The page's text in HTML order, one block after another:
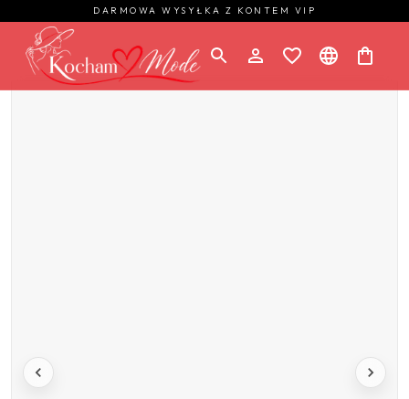
DARMOWA WYSYŁKA Z KONTEM VIP